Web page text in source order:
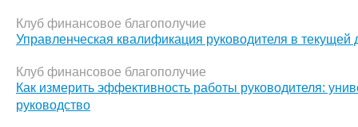
Клуб финансовое благополучие
Управленческая квалификация руководителя в текущей
Клуб финансовое благополучие
Как измерить эффективность работы руководителя:
руководство